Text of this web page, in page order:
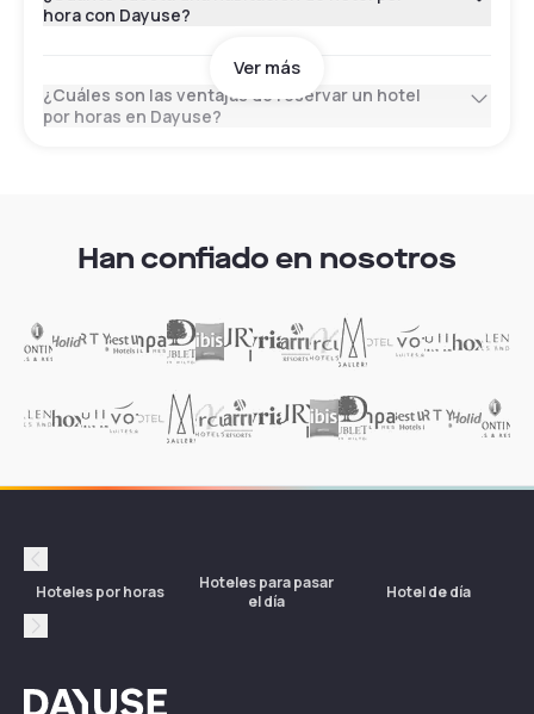
hora con Dayuse?
¿Cuáles son las ventajas de reservar un hotel
por horas en Dayuse?
en Dayuse en España?
¿Cuáles son las condiciones de cancelación de
¿Qué es una daycation en un hotel?
Dayuse?
Ver más
Han confiado en nosotros
Précédent
Hoteles por horas
Hoteles para pasar
el día
Hotel de día
Suivant
Dayuse